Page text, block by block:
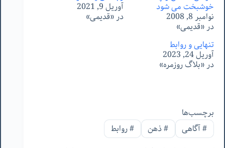
خوشبخت می شود
نوامبر 8, 2008
در «قدیمی»
آوریل 9, 2021
در «قدیمی»
تنهایی و روابط
آوریل 24, 2023
در «بلاگ روزمره»
برچسب‌ها
#آگاهی #ذهن #روابط